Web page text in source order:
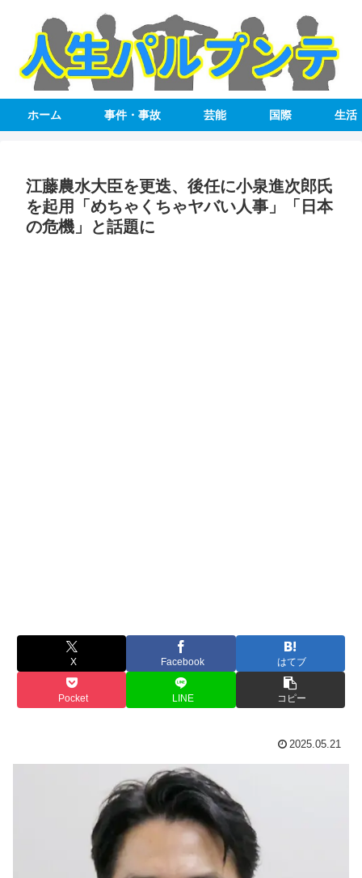
ホーム 事件・事故 芸能 国際 生活
江藤農水大臣を更迭、後任に小泉進次郎氏
を起用「めちゃくちゃヤバい人事」「日本
の危機」と話題に
X Facebook はてブ
Pocket LINE コピー
2025.05.21